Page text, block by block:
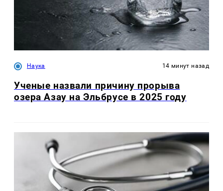
Наука 14 минут назад
Ученые назвали причину прорыва
озера Азау на Эльбрусе в 2025 году